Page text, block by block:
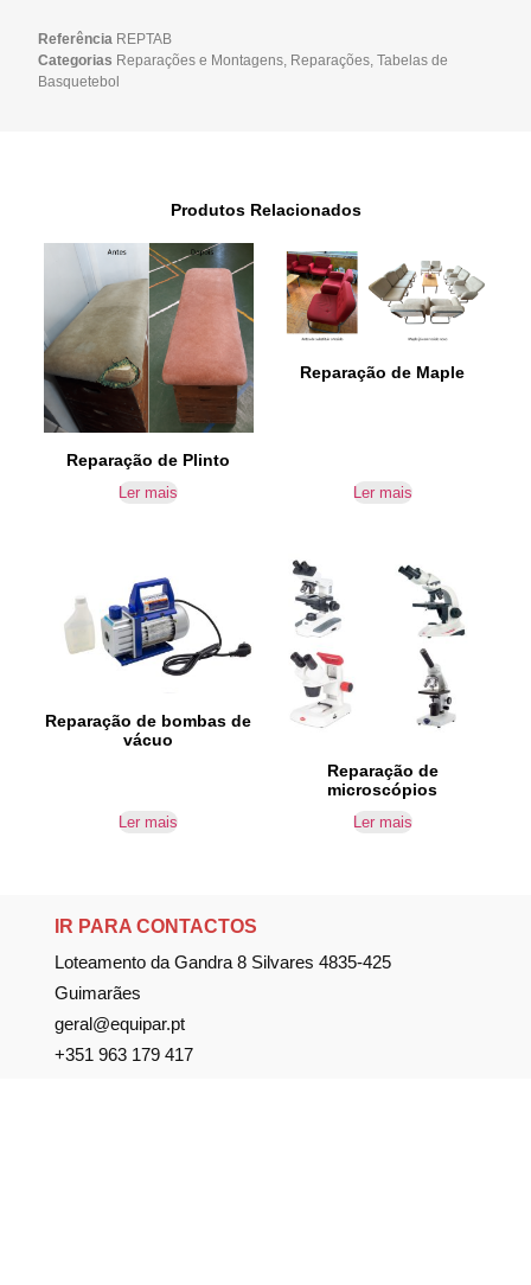
Referência REPTAB
Categorias Reparações e Montagens, Reparações,Tabelas de
Basquetebol
Produtos Relacionados
Reparação de Plinto
Ler mais
Reparação de Maple
Ler mais
Reparação de bombas de
vácuo
Ler mais
Reparação de
microscópios
Ler mais
IR PARA CONTACTOS
Loteamento da Gandra 8 Silvares 4835-425
Guimarães
geral@equipar.pt
+351 963 179 417